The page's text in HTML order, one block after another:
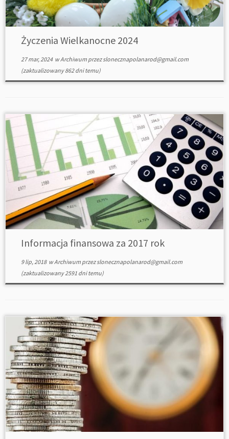
Życzenia Wielkanocne 2024
27 mar, 2024wArchiwum przezslonecznapolanarod@gmail.com
(zaktualizowany 862 dni temu)
Informacja finansowa za 2017 rok
9 lip, 2018wArchiwum przezslonecznapolanarod@gmail.com
(zaktualizowany 2591 dni temu)